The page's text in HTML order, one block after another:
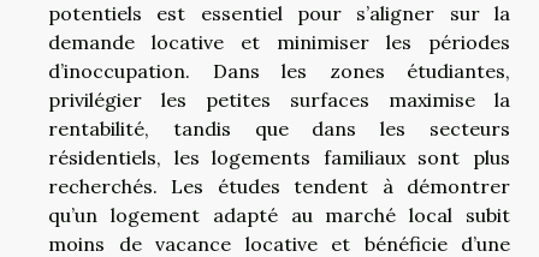
potentiels est essentiel pour s’aligner sur la
demande locative et minimiser les périodes
d’inoccupation. Dans les zones étudiantes,
privilégier les petites surfaces maximise la
rentabilité, tandis que dans les secteurs
résidentiels, les logements familiaux sont plus
recherchés. Les études tendent à démontrer
qu’un logement adapté au marché local subit
moins de vacance locative et bénéficie d’une